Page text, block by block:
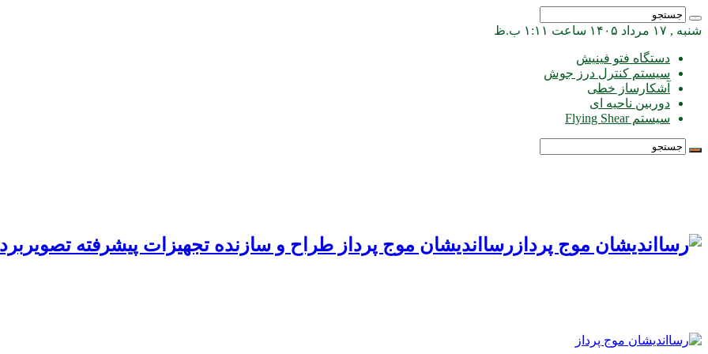
شنبه , ۱۷ مرداد ۱۴۰۵ ساعت ۱:۱۱ ب.ظ
دستگاه فتو فینیش
سیستم کنترل درز جوش
آشکارساز خطی
دوربین ناحیه ای
سیستم Flying Shear
رسااندیشان موج پرداز طراح و سازنده تجهیزات پیشرفته